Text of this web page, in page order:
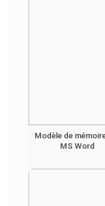
Modèle de
MS Word